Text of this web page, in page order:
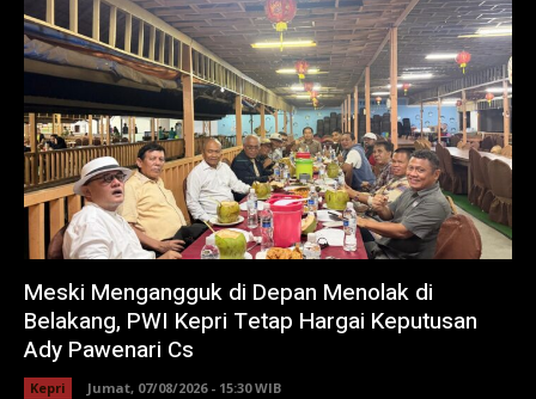
Meski Mengangguk di Depan Menolak di
Belakang, PWI Kepri Tetap Hargai Keputusan
Ady Pawenari Cs
Kepri Jumat, 07/08/2026 - 15:30 WIB